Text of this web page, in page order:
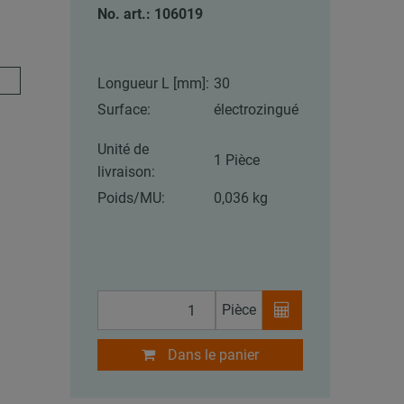
No. art.: 106019
Longueur L [mm]: 30
Surface:
électrozingué
Unité de
livraison:
1 Pièce
Poids/MU: 0,036 kg
Pièce
Dans le panier